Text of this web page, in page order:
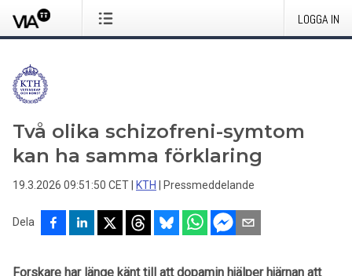
LOGGA IN
Två olika schizofreni-symtom
kan ha samma förklaring
19.3.2026 09:51:50 CET KTH Pressmeddelande
Dela
Forskare har länge känt till att dopamin hjälper hjärnan att